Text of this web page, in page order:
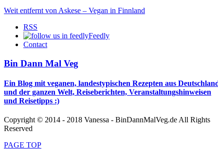
Weit entfernt von Askese – Vegan in Finnland
RSS
Feedly
Contact
Bin Dann Mal Veg
Ein Blog mit veganen, landestypischen Rezepten aus
und der ganzen Welt, Reiseberichten, Veranstaltungshinweisen
und Reisetipps :)
Copyright © 2014 - 2018 Vanessa - BinDannMalVeg.de All Rights
Reserved
PAGE TOP